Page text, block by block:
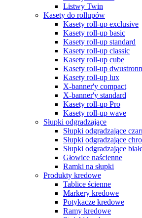
Listwy Twin
Kasety do rollupów
Kasety roll-up exclusive
Kasety roll-up basic
Kasety roll-up standard
Kasety roll-up classic
Kasety roll-up cube
Kasety roll-up
Kasety roll-up lux
X-banner'y compact
X-banner'y standard
Kasety roll-up Pro
Kasety roll-up wave
Słupki odgradzające
Słupki odgradzające
Słupki odgradzające
Słupki odgradzające
Głowice naścienne
Ramki na słupki
Produkty kredowe
Tablice ścienne
Markery kredowe
Potykacze kredowe
Ramy kredowe